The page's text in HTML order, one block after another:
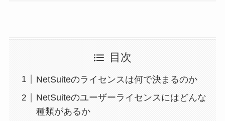
目次
NetSuiteのライセンスは何で決まるのか
NetSuiteのユーザーライセンスにはどんな
種類があるか